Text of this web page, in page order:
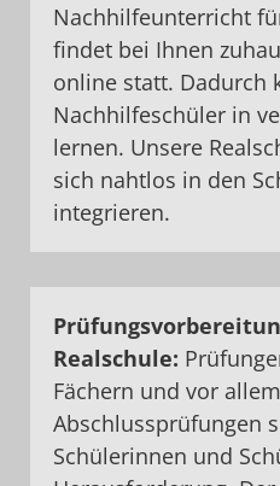
Nachhilfeunterricht
findet bei Ihnen
online statt. Dadurch
Nachhilfeschüler in
lernen. Unsere
sich nahtlos in den
integrieren.
Realschule:
Fächern und vor
Abschlussprüfungen
Schülerinnen und